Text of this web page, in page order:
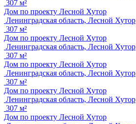
307 м²
Дом по проекту Лесной Хутор
Ленинградская область, Лесной Хутор
307 м²
Дом по проекту Лесной Хутор
Ленинградская область, Лесной Хутор
307 м²
Дом по проекту Лесной Хутор
Ленинградская область, Лесной Хутор
307 м²
Дом по проекту Лесной Хутор
Ленинградская область, Лесной Хутор
307 м²
Дом по проекту Лесной Хутор